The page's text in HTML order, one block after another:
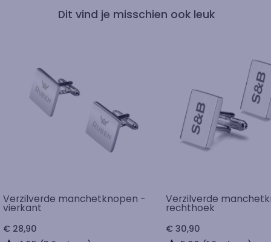
Dit vind je misschien ook leuk
Verzilverde manchetknopen -
vierkant
€ 28,90
Verzilverde
rechthoek
€ 30,90